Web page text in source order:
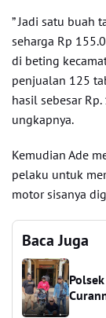
” Jadi satu buah
seharga Rp
di beting
penjualan 125
hasil sebesar
ungkapnya.
Kemudian Ade
pelaku untuk
motor sisanya
Baca Juga